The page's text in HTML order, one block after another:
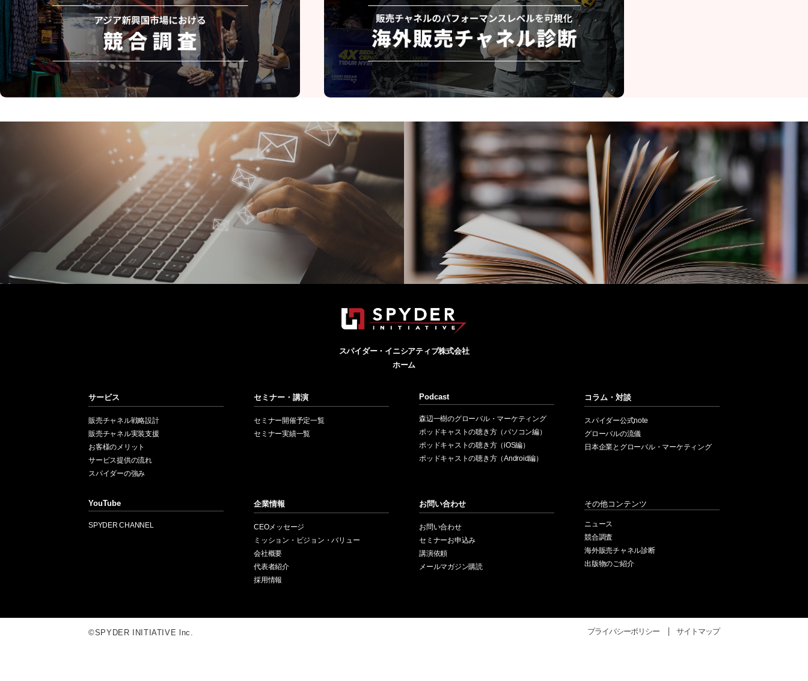
スパイダー・イニシアティブ株式会社
ホーム
サービス
販売チャネル戦略設計
販売チャネル実装支援
お客様のメリット
サービス提供の流れ
スパイダーの強み
セミナー・講演
セミナー開催予定一覧
セミナー実績一覧
Podcast
森辺一樹のグローバル・マーケティング
ポッドキャストの聴き方（パソコン編）
ポッドキャストの聴き方（iOS編）
ポッドキャストの聴き方（Android編）
コラム・対談
スパイダー公式note
グローバルの流儀
日本企業とグローバル・マーケティング
YouTube
SPYDER CHANNEL
企業情報
CEOメッセージ
ミッション・ビジョン・バリュー
会社概要
代表者紹介
採用情報
お問い合わせ
お問い合わせ
セミナーお申込み
講演依頼
メールマガジン購読
その他コンテンツ
ニュース
競合調査
海外販売チャネル診断
出版物のご紹介
©SPYDER INITIATIVE lnc. プライバシーポリシー サイトマップ